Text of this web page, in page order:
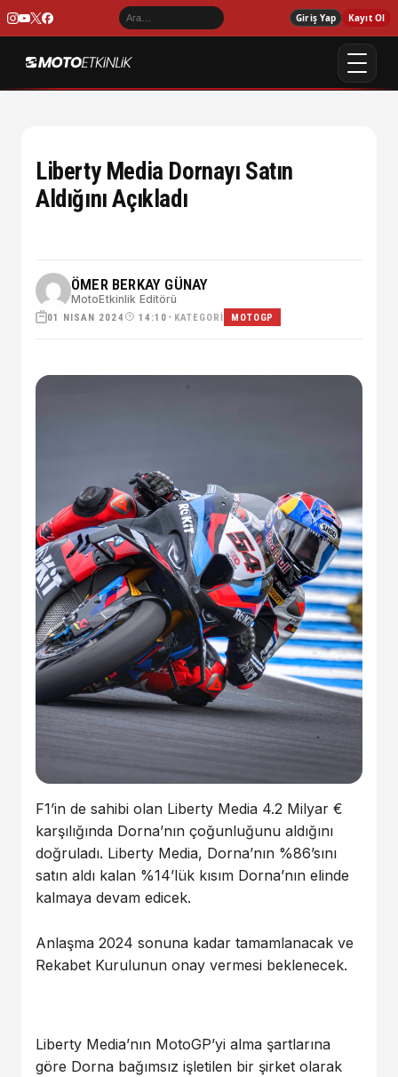
Giriş Yap Kayıt Ol
Liberty Media Dornayı Satın
Aldığını Açıkladı
ÖMER BERKAY GÜNAY
MotoEtkinlik Editörü
01 NISAN 2024 14:10 • KATEGORI MOTOGP
F1’in de sahibi olan Liberty Media 4.2 Milyar €
karşılığında Dorna’nın çoğunluğunu aldığını
doğruladı. Liberty Media, Dorna’nın %86’sını
satın aldı kalan %14’lük kısım Dorna’nın elinde
kalmaya devam edicek.
Anlaşma 2024 sonuna kadar tamamlanacak ve
Rekabet Kurulunun onay vermesi beklenecek.
Liberty Media’nın MotoGP’yi alma şartlarına
göre Dorna bağımsız işletilen bir şirket olarak